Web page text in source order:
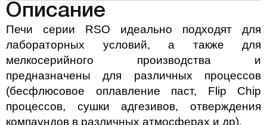
Описание
Печи серии RSO идеально подходят для
лабораторных условий, а также для
мелкосерийного производства и
предназначены для различных процессов
(бесфлюсовое оплавление паст, Flip Chip
процессов, сушки адгезивов, отверждения
компаундов в различных атмосферах и др).